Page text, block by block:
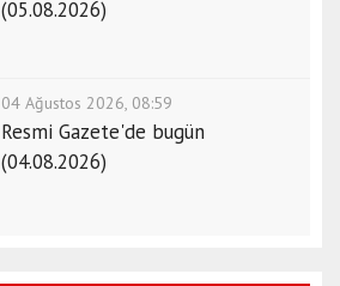
(05.08.2026)
04 Ağustos 2026, 08:59
Resmi Gazete'de bugün
(04.08.2026)